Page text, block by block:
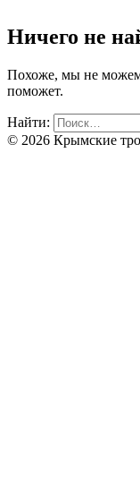
Ничего не
Похоже, мы не
поможет.
Найти:
© 2026 Крымские